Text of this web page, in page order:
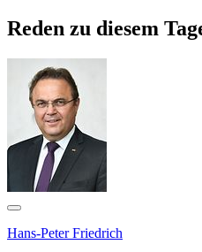
Reden zu diesem
Hans-Peter Friedrich